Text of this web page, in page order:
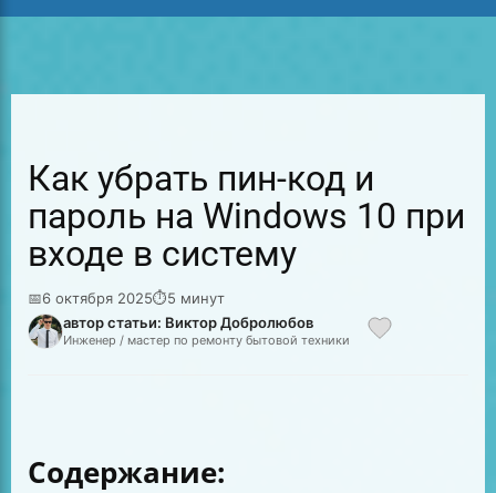
Как убрать пин-код и
пароль на Windows 10 при
входе в систему
📅6 октября 2025⏱5 минут
автор статьи: Виктор Добролюбов
Инженер / мастер по ремонту бытовой техники
Содержание: